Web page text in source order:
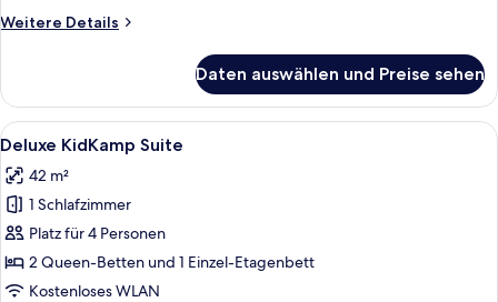
Weitere Details
Weitere
Family
Suite
Daten auswählen und Preise sehen
Alle
Fotos
für
Deluxe
KidKamp
Suite
anzeigen
Ein Zimmer mit einem Etagenbett,
4
Deluxe KidKamp Suite
42 m²
1 Schlafzimmer
Platz für 4 Personen
2 Queen-Betten und 1 Einzel-Etagenbett
Kostenloses WLAN